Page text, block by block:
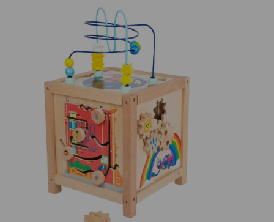
Holandský billiard (shuffleboard)
Gumové podlahy (dlaždice)
Trampolíny
VŠE O NÁKUPU
REALIZACE V ČR
BLOG
KONTAKT